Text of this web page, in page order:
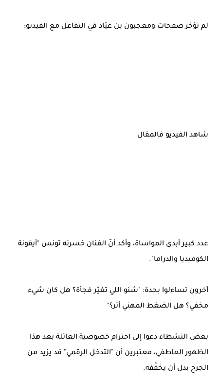
لم تؤخر صفحات ومعجبون بن عيّاد في التفاعل مع الفيديو:
شاهد الفيديو فالمقال
عدد كبير أبدى المواساة، وأكد أنّ الفنان خسرته تونس "أيقونة
الكوميديا والدراما".
آخرون تساءلوا بحدة: "شنو اللي تغيّر فجأة؟ هل كان شيء
مخفي؟ هل الضغط المهني أثر؟"
بعض النشطاء دعوا إلى احترام خصوصية العائلة بعد هذا
الظهور العاطفي، معتبرين أن "التدخل الرقمي" قد يزيد من
الجرح بدل أن يخفّفه.